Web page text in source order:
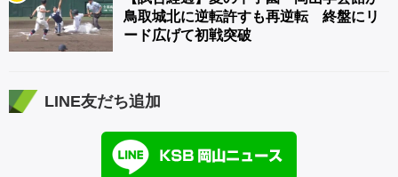
鳥取城北に逆転許すも再逆転 終盤にリ
ード広げて初戦突破
LINE友だち追加